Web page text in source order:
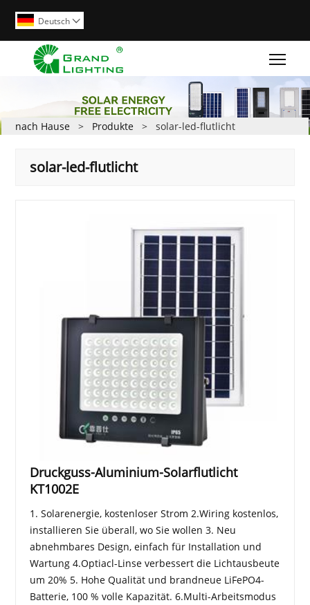
Deutsch 
nach Hause > Produkte > solar-led-flutlicht
solar-led-flutlicht
Druckguss-Aluminium-Solarflutlicht
KT1002E
1. Solarenergie, kostenloser Strom 2.Wiring kostenlos,
installieren Sie überall, wo Sie wollen 3. Neu
abnehmbares Design, einfach für Installation und
Wartung 4.Optiacl-Linse verbessert die Lichtausbeute
um 20% 5. Hohe Qualität und brandneue LiFePO4-
Batterie, 100 % volle Kapazität. 6.Multi-Arbeitsmodus